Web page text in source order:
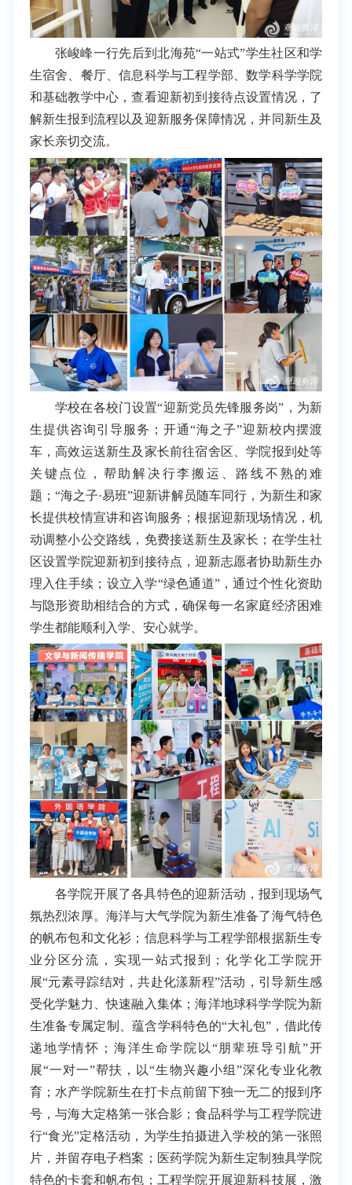
张峻峰一行先后到北海苑“一站式”学生社区和学
生宿舍、餐厅、信息科学与工程学部、数学科学学院
和基础教学中心，查看迎新初到接待点设置情况，了
解新生报到流程以及迎新服务保障情况，并同新生及
家长亲切交流。
学校在各校门设置“迎新党员先锋服务岗”，为新
生提供咨询引导服务；开通“海之子”迎新校内摆渡
车，高效运送新生及家长前往宿舍区、学院报到处等
关键点位，帮助解决行李搬运、路线不熟的难
题；“海之子·易班”迎新讲解员随车同行，为新生和家
长提供校情宣讲和咨询服务；根据迎新现场情况，机
动调整小公交路线，免费接送新生及家长；在学生社
区设置学院迎新初到接待点，迎新志愿者协助新生办
理入住手续；设立入学“绿色通道”，通过个性化资助
与隐形资助相结合的方式，确保每一名家庭经济困难
学生都能顺利入学、安心就学。
各学院开展了各具特色的迎新活动，报到现场气
氛热烈浓厚。海洋与大气学院为新生准备了海气特色
的帆布包和文化衫；信息科学与工程学部根据新生专
业分区分流，实现一站式报到；化学化工学院开
展“元素寻踪结对，共赴化漾新程”活动，引导新生感
受化学魅力、快速融入集体；海洋地球科学学院为新
生准备专属定制、蕴含学科特色的“大礼包”，借此传
递地学情怀；海洋生命学院以“朋辈班导引航”开
展“一对一”帮扶，以“生物兴趣小组”深化专业化教
育；水产学院新生在打卡点前留下独一无二的报到序
号，与海大定格第一张合影；食品科学与工程学院进
行“食光”定格活动，为学生拍摄进入学校的第一张照
片，并留存电子档案；医药学院为新生定制独具学院
特色的卡套和帆布包；工程学院开展迎新科技展，激